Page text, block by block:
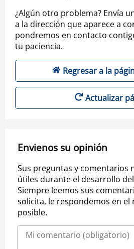
¿Algún otro problema? Envía
a la dirección que aparece a
pondremos en contacto
tu paciencia.
Regresar a la
Actualizar
Envienos su opinión
Sus preguntas y comentarios
útiles durante el desarrollo
Siempre leemos sus
solicita, le respondemos en
posible.